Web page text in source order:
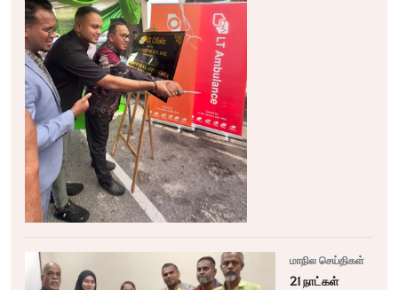
மாநில செய்திகள்
21 நாட்கள்